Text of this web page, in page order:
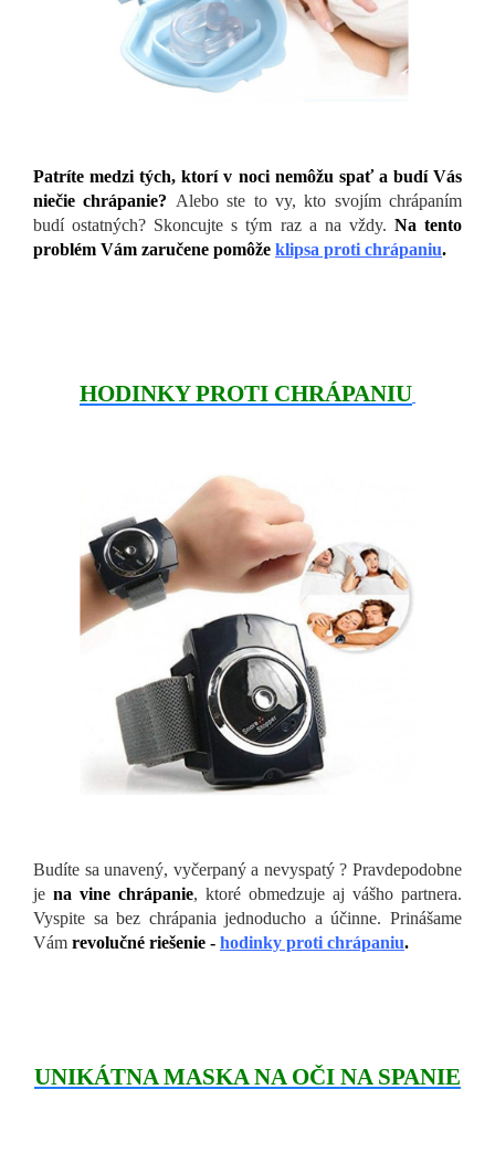
Patríte medzi tých, ktorí v noci nemôžu spať a budí Vás
niečie chrápanie? Alebo ste to vy, kto svojím chrápaním
budí ostatných? Skoncujte s tým raz a na vždy. Na tento
problém Vám zaručene pomôže klipsa proti chrápaniu.
HODINKY PROTI CHRÁPANIU
Budíte sa unavený, vyčerpaný a nevyspatý ? Pravdepodobne
je na vine chrápanie, ktoré obmedzuje aj vášho partnera.
Vyspite sa bez chrápania jednoducho a účinne. Prinášame
Vám revolučné riešenie - hodinky proti chrápaniu.
UNIKÁTNA MASKA NA OČI NA SPANIE